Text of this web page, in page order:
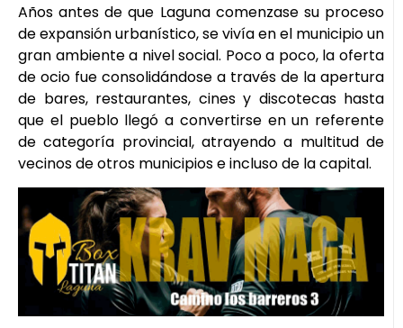
Años antes de que Laguna comenzase su proceso
de expansión urbanístico, se vivía en el municipio un
gran ambiente a nivel social. Poco a poco, la oferta
de ocio fue consolidándose a través de la apertura
de bares, restaurantes, cines y discotecas hasta
que el pueblo llegó a convertirse en un referente
de categoría provincial, atrayendo a multitud de
vecinos de otros municipios e incluso de la capital.